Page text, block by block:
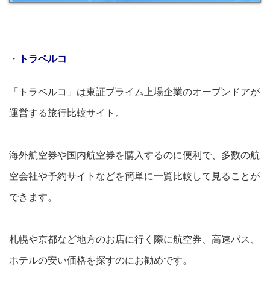
・ トラベルコ
「トラベルコ」は東証プライム上場企業のオープンドアが
運営する旅行比較サイト。
海外航空券や国内航空券を購入するのに便利で、多数の航
空会社や予約サイトなどを簡単に一覧比較して見ることが
できます。
札幌や京都など地方のお店に行く際に航空券、高速バス、
ホテルの安い価格を探すのにお勧めです。